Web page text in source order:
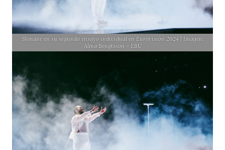
Slimane en su segundo ensayo individual en Eurovisión 2024 | Imagen:
Alma Bengtsson – EBU